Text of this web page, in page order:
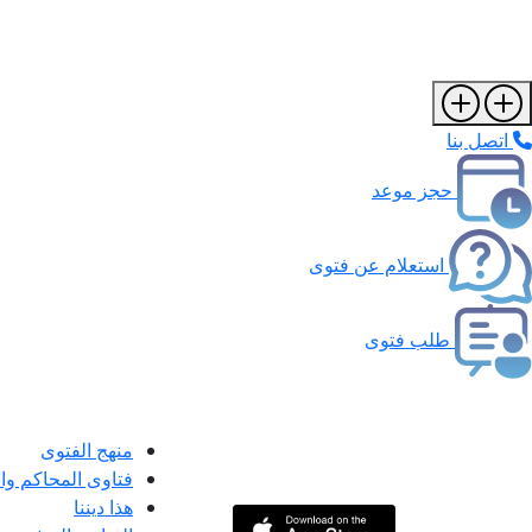
اتصل بنا
حجز موعد
استعلام عن فتوى
طلب فتوى
منهج الفتوى
فتاوى المحاكم
هذا ديننا